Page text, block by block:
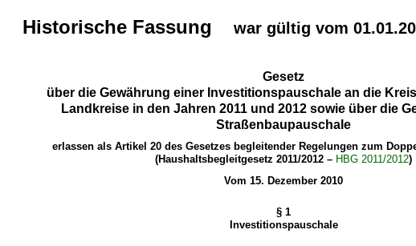
Historische Fassung war gültig vom
Gesetz
über die Gewährung einer Investitionspauschale an die
Landkreise in den Jahren 2011 und 2012 sowie über die
Straßenbaupauschale
erlassen als Artikel 20 des Gesetzes begleitender Regelungen zum
(Haushaltsbegleitgesetz 2011/2012 – HBG 2011/2012)
Vom 15. Dezember 2010
§ 1
Investitionspauschale